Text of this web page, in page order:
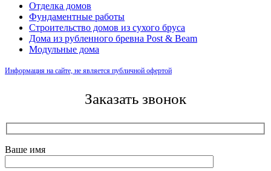
Отделка домов
Фундаментные работы
Строительство домов из сухого бруса
Дома из рубленного бревна Post & Beam
Модульные дома
Информация на сайте, не является публичной офертой
Заказать звонок
Ваше имя